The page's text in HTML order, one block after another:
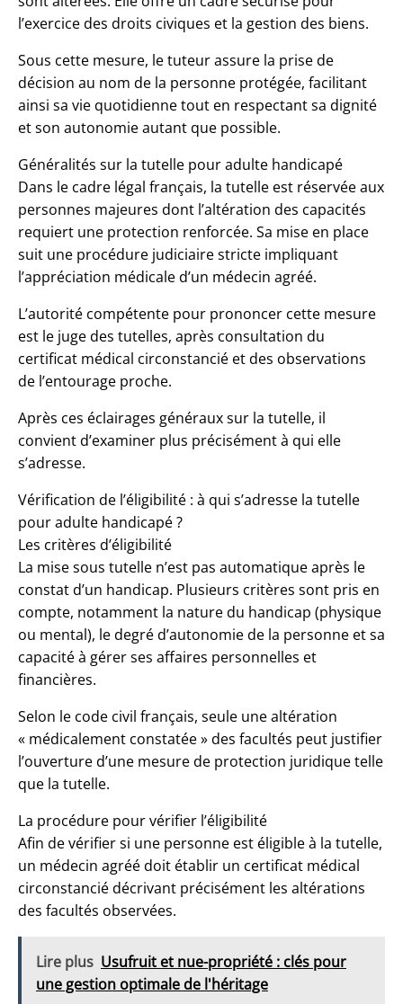
l’exercice des droits civiques et la gestion des biens.
Sous cette mesure, le tuteur assure la prise de
décision au nom de la personne protégée, facilitant
ainsi sa vie quotidienne tout en respectant sa dignité
et son autonomie autant que possible.
Généralités sur la tutelle pour adulte handicapé
Dans le cadre légal français, la tutelle est réservée aux
personnes majeures dont l’altération des capacités
requiert une protection renforcée. Sa mise en place
suit une procédure judiciaire stricte impliquant
l’appréciation médicale d’un médecin agréé.
L’autorité compétente pour prononcer cette mesure
est le juge des tutelles, après consultation du
certificat médical circonstancié et des observations
de l’entourage proche.
Après ces éclairages généraux sur la tutelle, il
convient d’examiner plus précisément à qui elle
s’adresse.
Vérification de l’éligibilité : à qui s’adresse la tutelle
pour adulte handicapé ?
Les critères d’éligibilité
La mise sous tutelle n’est pas automatique après le
constat d’un handicap. Plusieurs critères sont pris en
compte, notamment la nature du handicap (physique
ou mental), le degré d’autonomie de la personne et sa
capacité à gérer ses affaires personnelles et
financières.
Selon le code civil français, seule une altération
« médicalement constatée » des facultés peut justifier
l’ouverture d’une mesure de protection juridique telle
que la tutelle.
La procédure pour vérifier l’éligibilité
Afin de vérifier si une personne est éligible à la tutelle,
un médecin agréé doit établir un certificat médical
circonstancié décrivant précisément les altérations
des facultés observées.
Lire plus Usufruit et nue-propriété : clés pour
une gestion optimale de l'héritage